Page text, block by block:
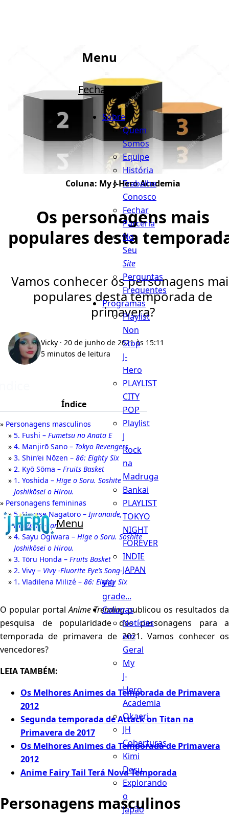
Menu
Menu
Fechar
Sobre
Quem
Somos
Equipe
História
Trabalhe
Conosco
Fechar
Parceria
No
Seu
Site
Perguntas
Frequentes
Programas
Playlist
Non
Stop
J-
Hero
PLAYLIST
CITY
POP
Playlist
J
Rock
na
Madruga
Bankai
PLAYLIST
TOKYO
NIGHT
FOREVER
INDIE
JAPAN
Ver
grade...
Colunas
Notícias
em
Geral
My
J-
Hero
Academia
Okaeri
JH
Coberturas
Kimi
Desu
Explorando
o
Japão
Coluna: My J-Hero Academia
Os personagens mais
populares desta
Vamos conhecer os personagens
populares desta temporada de
primavera?
Vicky · 20 de junho de 2021 às 15:11
5 minutos de leitura
Índice
Personagens masculinos
5. Fushi – Fumetsu no Anata E
4. Manjirō Sano – Tokyo Revengers
3. Shin’ei Nōzen – 86: Eighty Six
2. Kyō Sōma – Fruits Basket
1. Yoshida – Hige o Soru. Soshite
Joshikōsei o Hirou.
Personagens femininas
5. Hayase Nagatoro –Ijiranaide,
Nagatoro-san
4. Sayu Ogiwara – Hige o Soru. Soshite
Joshikōsei o Hirou.
3. Tōru Honda – Fruits Basket
2. Vivy – Vivy -Fluorite Eye’s Song-
1. Vladilena Milizé – 86: Eighty Six
O popular portalAnime Trendingpublicou os resultados da
pesquisa de popularidade dos personagens para a
temporada de primavera de 2021. Vamos conhecer os
vencedores?
LEIA TAMBÉM:
Os Melhores Animes da Temporada de Primavera
2012
Segunda temporada de Attack on Titan na
Primavera de 2017
Os Melhores Animes da Temporada de Primavera
2012
Anime Fairy Tail Terá Nova Temporada
Personagens masculinos